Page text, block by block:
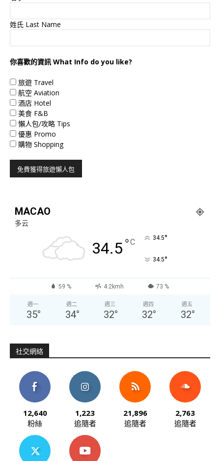
姓氏 Last Name
你喜歡的資訊 What Info do you like?
旅遊 Travel
航空 Aviation
酒店 Hotel
美食 F&B
懶人包/攻略 Tips
優惠 Promo
購物 Shopping
MACAO
多云
34.5°C 34.5°
34.5°
59 % 4.2kmh 73 %
週一
35°
週二
34°
週三
32°
週四
32°
週五
32°
社交網絡
12,640
粉絲
1,223
追隨者
21,896
追隨者
2,763
追隨者